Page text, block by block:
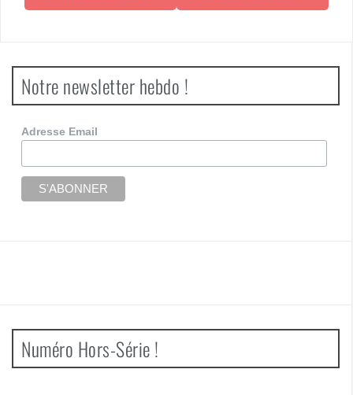
Notre newsletter hebdo !
Adresse Email
Numéro Hors-Série !